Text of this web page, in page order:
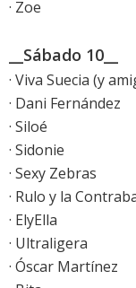
· Zoe
__Sábado 10__
· Viva Suecia (y
· Dani Fernández
· Siloé
· Sidonie
· Sexy Zebras
· Rulo y la
· ElyElla
· Ultraligera
· Óscar Martínez